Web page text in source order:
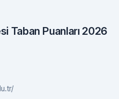
Taban Puanları 2026